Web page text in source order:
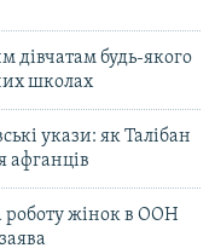
дівчатам будь-якого
школах
укази: як Талібан
афганців
роботу жінок в ООН